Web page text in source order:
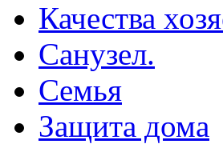
Качества
Санузел.
Семья
Защита дома